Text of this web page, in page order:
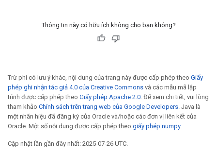
Thông tin này có hữu ích không cho bạn không?
Trừ phi có lưu ý khác, nội dung của trang này được cấp phép theo Giấy
phép ghi nhận tác giả 4.0 của Creative Commons và các mẫu mã lập
trình được cấp phép theo Giấy phép Apache 2.0. Để xem chi tiết, vui lòng
tham khảo Chính sách trên trang web của Google Developers. Java là
một nhãn hiệu đã đăng ký của Oracle và/hoặc các đơn vị liên kết của
Oracle. Một số nội dung được cấp phép theo giấy phép numpy.
Cập nhật lần gần đây nhất: 2025-07-26 UTC.